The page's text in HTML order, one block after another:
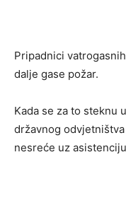
Pripadnici
dalje gase požar.
Kada se za to steknu
državnog
nesreće uz